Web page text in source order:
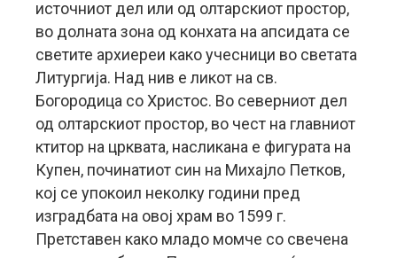
источниот дел или од олтарскиот простор,
во долната зона од конхата на апсидата се
светите архиереи како учесници во светата
Литургија. Над нив е ликот на св.
Богородица со Христос. Во северниот дел
од олтарскиот простор, во чест на главниот
ктитор на црквата, насликана е фигурата на
Купен, починатиот син на Михајло Петков,
кој се упокоил неколку години пред
изградбата на овој храм во 1599 г.
Претставен како младо момче со свечена